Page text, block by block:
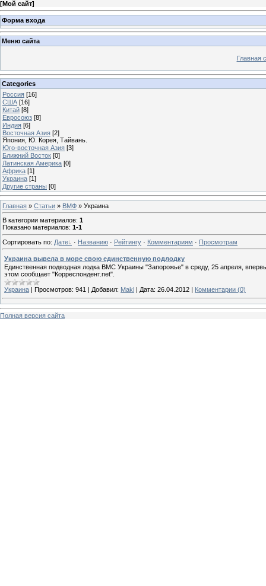
[Мой сайт]
Форма входа
Меню сайта
Главная
Categories
Россия [16]
США [16]
Китай [8]
Евросоюз [8]
Индия [6]
Восточная Азия [2]
Япония, Ю. Корея, Тайвань.
Юго-восточная Азия [3]
Ближний Восток [0]
Латинская Америка [0]
Африка [1]
Украина [1]
Другие страны [0]
Главная » Статьи » ВМФ » Украина
В категории материалов: 1
Показано материалов: 1-1
Сортировать по: Дате · Названию · Рейтингу · Комментариям · Просмотрам
Украина вывела в море свою единственную подлодку
Единственная подводная лодка ВМС Украины "Запорожье" в среду, 25 апреля,
этом сообщает "Корреспондент.net".
Украина | Просмотров: 941 | Добавил: Makl | Дата: 26.04.2012 | Комментарии (0)
Полная версия сайта